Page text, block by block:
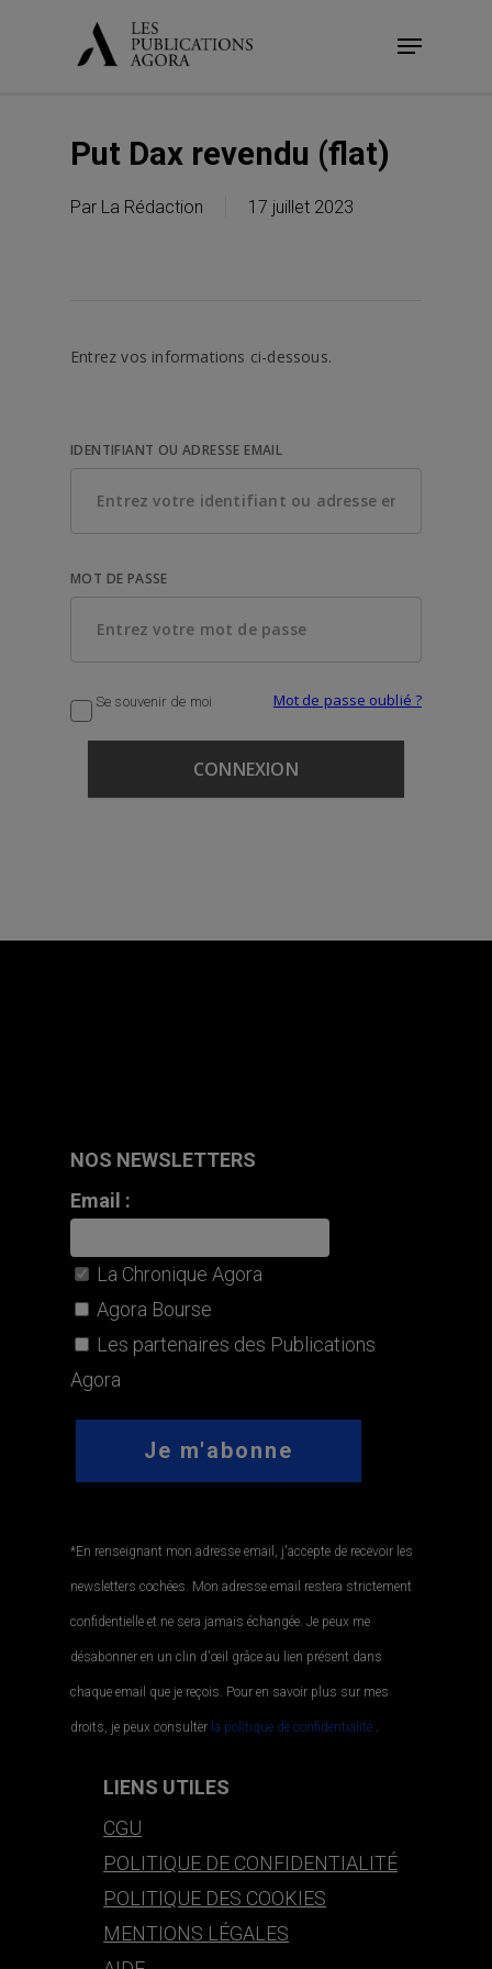
Menu
Put Dax revendu (flat)
Par La Rédaction 17 juillet 2023
Entrez vos informations ci-dessous.
IDENTIFIANT OU ADRESSE EMAIL
MOT DE PASSE
Se souvenir de moi Mot de passe oublié ?
NOS NEWSLETTERS
Email :
La Chronique Agora
Agora Bourse
Les partenaires des Publications
Agora
*En renseignant mon adresse email, j'accepte de recevoir les
newsletters cochées. Mon adresse email restera strictement
confidentielle et ne sera jamais échangée. Je peux me
désabonner en un clin d'œil grâce au lien présent dans
chaque email que je reçois. Pour en savoir plus sur mes
droits, je peux consulter la politique de confidentialité..
LIENS UTILES
CGU
POLITIQUE DE CONFIDENTIALITÉ
POLITIQUE DES COOKIES
MENTIONS LÉGALES